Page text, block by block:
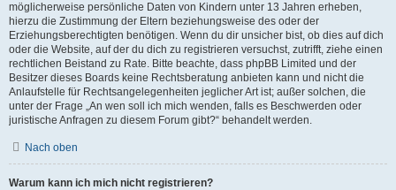
möglicherweise persönliche Daten von Kindern unter 13 Jahren erheben,
hierzu die Zustimmung der Eltern beziehungsweise des oder der
Erziehungsberechtigten benötigen. Wenn du dir unsicher bist, ob dies auf dich
oder die Website, auf der du dich zu registrieren versuchst, zutrifft, ziehe einen
rechtlichen Beistand zu Rate. Bitte beachte, dass phpBB Limited und der
Besitzer dieses Boards keine Rechtsberatung anbieten kann und nicht die
Anlaufstelle für Rechtsangelegenheiten jeglicher Art ist; außer solchen, die
unter der Frage „An wen soll ich mich wenden, falls es Beschwerden oder
juristische Anfragen zu diesem Forum gibt?“ behandelt werden.
Nach oben
Warum kann ich mich nicht registrieren?